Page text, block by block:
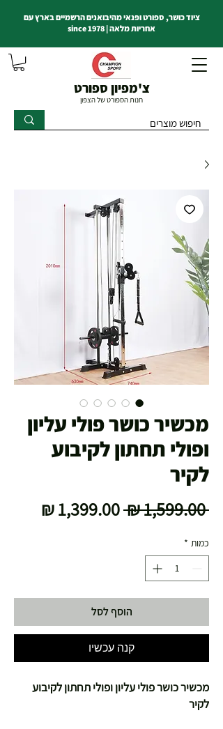
צ'מפיון ספורט
חנות הספורט של הצפון
ציוד כושר, ספורט ופנאי מהיבואנים הרשמיים בארץ עם
אחריות מלאה | since 1978
מכשיר כושר פולי עליון
ופולי תחתון לקיבוע
לקיר
‏1,599.00 ‏₪
מחיר
כמות *
הוסף לסל
קנה עכשיו
מכשיר כושר פולי עליון ופולי תחתון לקיבוע
לקיר